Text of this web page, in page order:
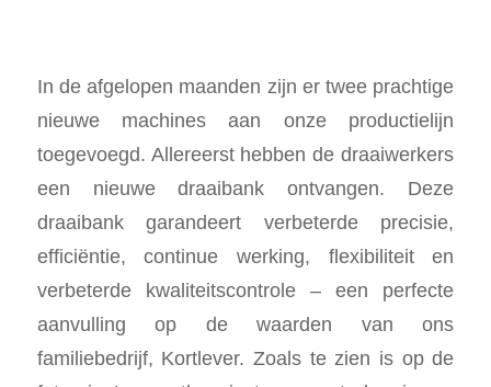
In de afgelopen maanden zijn er twee prachtige
nieuwe machines aan onze productielijn
toegevoegd. Allereerst hebben de draaiwerkers
een nieuwe draaibank ontvangen. Deze
draaibank garandeert verbeterde precisie,
efficiëntie, continue werking, flexibiliteit en
verbeterde kwaliteitscontrole – een perfecte
aanvulling op de waarden van ons
familiebedrijf, Kortlever. Zoals te zien is op de